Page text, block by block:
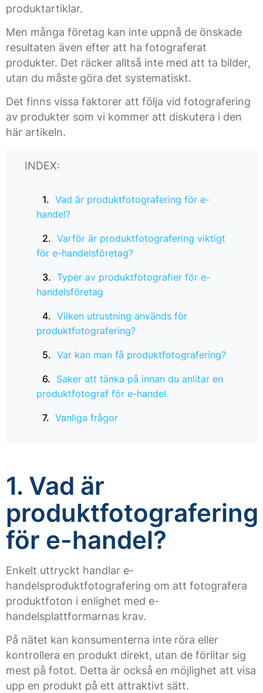
produktartiklar.
Men många företag kan inte uppnå de önskade
resultaten även efter att ha fotograferat
produkter. Det räcker alltså inte med att ta bilder,
utan du måste göra det systematiskt.
Det finns vissa faktorer att följa vid fotografering
av produkter som vi kommer att diskutera i den
här artikeln.
INDEX:
Vad är produktfotografering för e-
handel?
Varför är produktfotografering viktigt
för e-handelsföretag?
Typer av produktfotografier för e-
handelsföretag
Vilken utrustning används för
produktfotografering?
Var kan man få produktfotografering?
Saker att tänka på innan du anlitar en
produktfotograf för e-handel
Vanliga frågor
1. Vad är
produktfotografering
för e-handel?
Enkelt uttryckt handlar e-
handelsproduktfotografering om att fotografera
produktfoton i enlighet med e-
handelsplattformarnas krav.
På nätet kan konsumenterna inte röra eller
kontrollera en produkt direkt, utan de förlitar sig
mest på fotot. Detta är också en möjlighet att visa
upp en produkt på ett attraktivt sätt.